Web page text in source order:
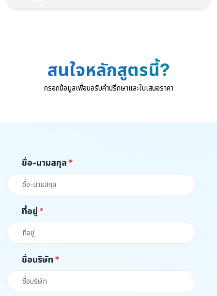
สนใจหลักสูตรนี้?
กรอกข้อมูลเพื่อขอรับคำปรึกษาและใบเสนอราคา
ชื่อ-นามสกุล
ที่อยู่
ชื่อบริษัท